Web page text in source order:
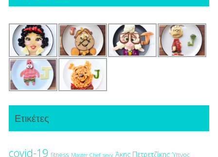
Ετικέτες
covid-19 fitness Master Chef sexy Άκης Πετρετζίκης Ύπνος